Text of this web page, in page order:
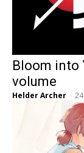
Bloom into
volume
Helder Archer -